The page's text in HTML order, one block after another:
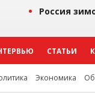
Россия
СТАТЬИ
Экономика